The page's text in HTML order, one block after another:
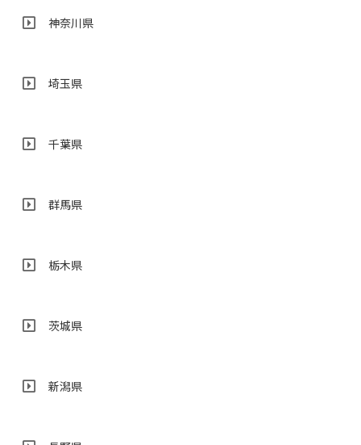
神奈川県
埼玉県
千葉県
群馬県
栃木県
茨城県
新潟県